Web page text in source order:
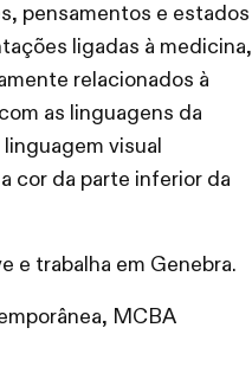
pensamentos e estados
ligadas à medicina,
relacionados à
as linguagens da
visual
cor da parte inferior da
e trabalha em Genebra.
MCBA